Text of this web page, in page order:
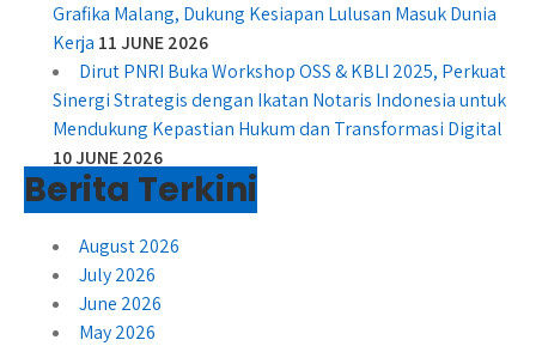
Grafika Malang, Dukung Kesiapan Lulusan Masuk Dunia
Kerja 11 JUNE 2026
Dirut PNRI Buka Workshop OSS & KBLI 2025, Perkuat
Sinergi Strategis dengan Ikatan Notaris Indonesia untuk
Mendukung Kepastian Hukum dan Transformasi Digital
10 JUNE 2026
Berita Terkini
August 2026
July 2026
June 2026
May 2026